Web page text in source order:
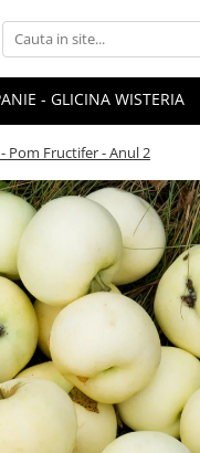
- GLICINA WISTERIA
Pom Fructifer - Anul 2